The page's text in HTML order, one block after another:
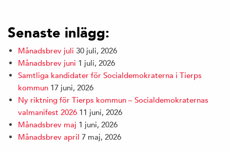
Senaste inlägg:
Månadsbrev juli 30 juli, 2026
Månadsbrev juni 1 juli, 2026
Samtliga kandidater för Socialdemokraterna i Tierps
kommun 17 juni, 2026
Ny riktning för Tierps kommun – Socialdemokraternas
valmanifest 2026 11 juni, 2026
Månadsbrev maj 1 juni, 2026
Månadsbrev april 7 maj, 2026